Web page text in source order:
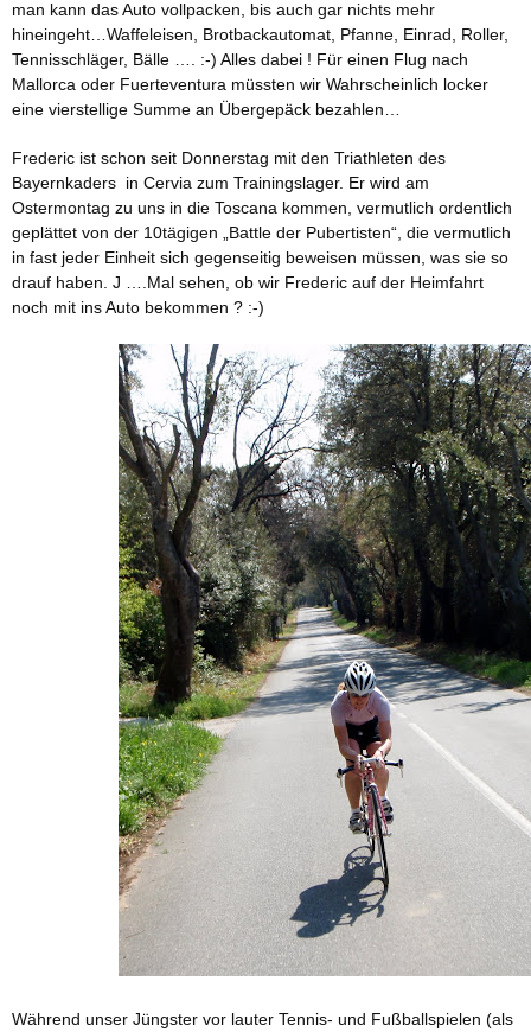
man kann das Auto vollpacken, bis auch gar nichts mehr
hineingeht…Waffeleisen, Brotbackautomat, Pfanne, Einrad, Roller,
Tennisschläger, Bälle …. :-) Alles dabei ! Für einen Flug nach
Mallorca oder Fuerteventura müssten wir Wahrscheinlich locker
eine vierstellige Summe an Übergepäck bezahlen…
Frederic ist schon seit Donnerstag mit den Triathleten des
Bayernkaders in Cervia zum Trainingslager. Er wird am
Ostermontag zu uns in die Toscana kommen, vermutlich ordentlich
geplättet von der 10tägigen „Battle der Pubertisten“, die vermutlich
in fast jeder Einheit sich gegenseitig beweisen müssen, was sie so
drauf haben. J ….Mal sehen, ob wir Frederic auf der Heimfahrt
noch mit ins Auto bekommen ? :-)
Während unser Jüngster vor lauter Tennis- und Fußballspielen (als